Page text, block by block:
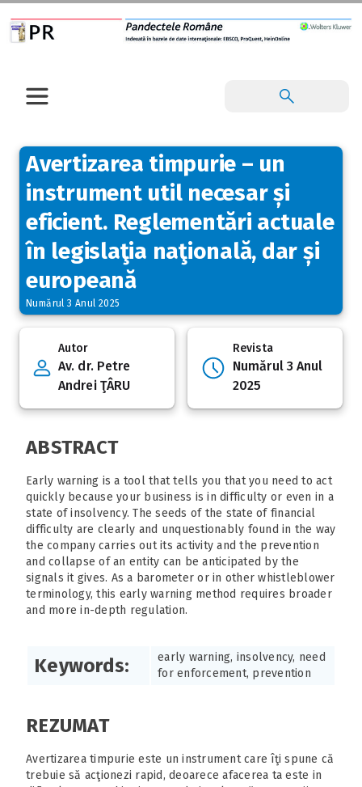
Avertizarea timpurie – un
instrument util necesar și
eficient. Reglementări actuale
în legislaţia naţională, dar și
europeană
Numărul 3 Anul 2025
Autor
Av. dr. Petre
Andrei ŢÂRU
Revista
Numărul 3 Anul
2025
ABSTRACT
Early warning is a tool that tells you that you need to act
quickly because your business is in difficulty or even in a
state of insolvency. The seeds of the state of financial
difficulty are clearly and unquestionably found in the way
the company carries out its activity and the prevention
and collapse of an entity can be anticipated by the
signals it gives. As a barometer or in other whistleblower
terminology, this early warning method requires broader
and more in-depth regulation.
Keywords:
early warning, insolvency, need
for enforcement, prevention
REZUMAT
Avertizarea timpurie este un instrument care îţi spune că
trebuie să acţionezi rapid, deoarece afacerea ta este in